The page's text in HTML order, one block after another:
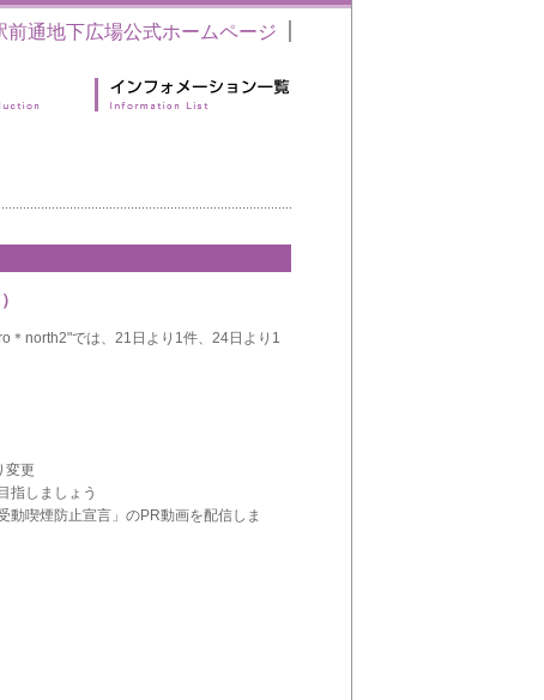
前通地下広場公式ホームページ
＊north2"では、21日より1件、24日より1
変更
指しましょう
動喫煙防止宣言」のPR動画を配信しま